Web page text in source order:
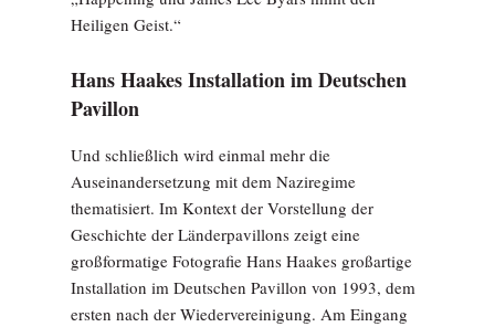
Heiligen Geist.“
Hans Haakes Installation im Deutschen
Pavillon
Und schließlich wird einmal mehr die
Auseinandersetzung mit dem Naziregime
thematisiert. Im Kontext der Vorstellung der
Geschichte der Länderpavillons zeigt eine
großformatige Fotografie Hans Haakes großartige
Installation im Deutschen Pavillon von 1993, dem
ersten nach der Wiedervereinigung. Am Eingang